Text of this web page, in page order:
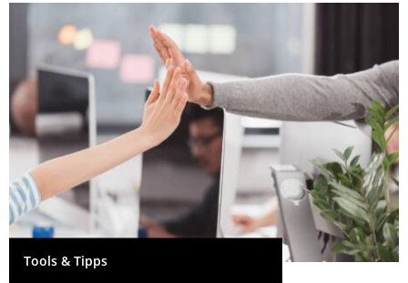
Tools & Tipps